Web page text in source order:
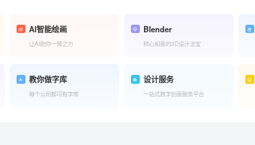
AI智能绘画
让AI助你一臂之力
Blender
称心如意的3D设计法宝
教你做字库
每个公司都可有字库
设计服务
一站式数字创意服务平台